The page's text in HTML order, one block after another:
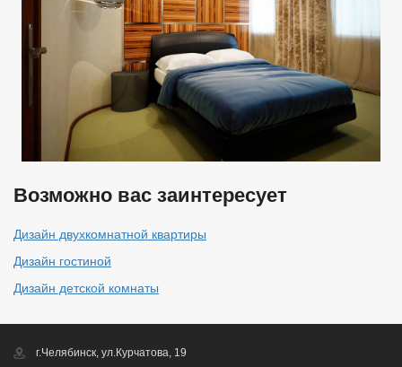
Возможно вас заинтересует
Дизайн двухкомнатной квартиры
Дизайн гостиной
Дизайн детской комнаты
г.Челябинск, ул.Курчатова, 19